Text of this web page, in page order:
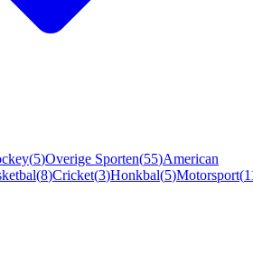
(5)Overige Sporten(55)American
(8)Cricket(3)Honkbal(5)Motorsport(